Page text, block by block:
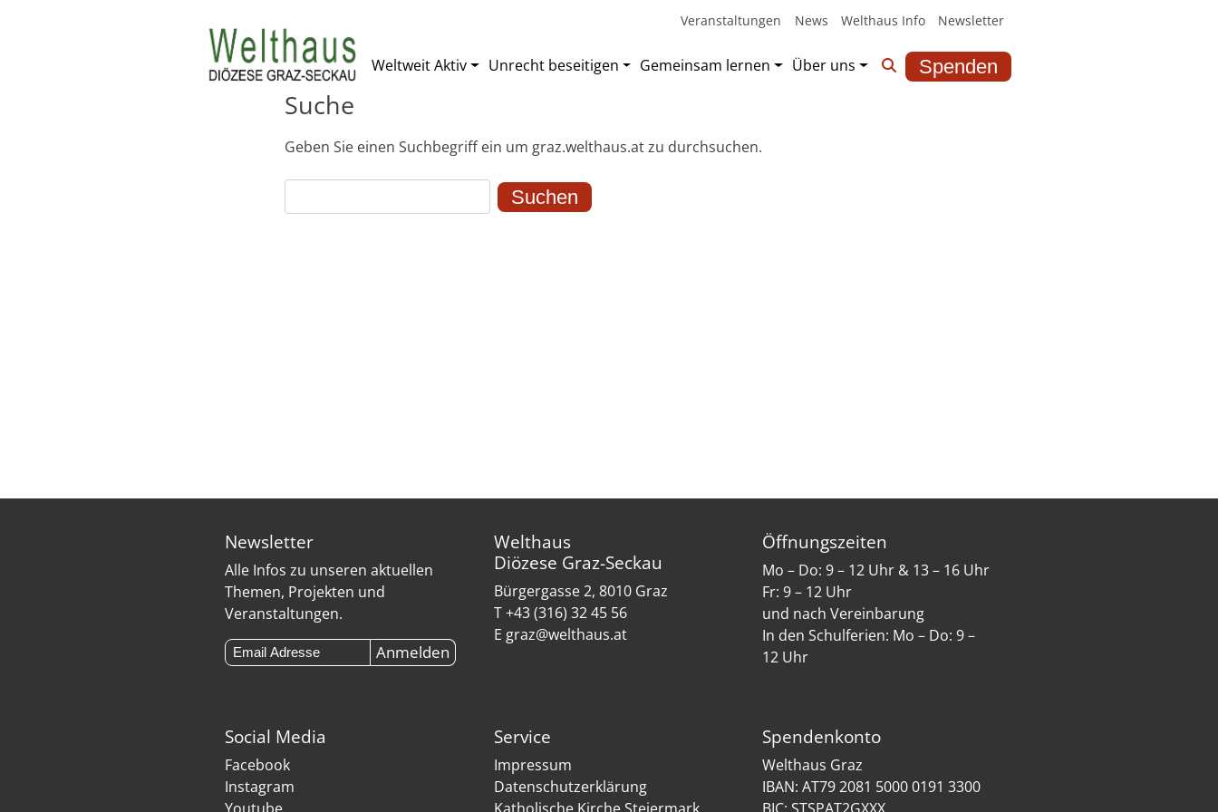
Veranstaltungen News Welthaus Info Newsletter
Weltweit Aktiv Unrecht beseitigen Gemeinsam lernen Über uns Spenden
Suche
Geben Sie einen Suchbegriff ein um graz.welthaus.at zu durchsuchen.
Suchen
Newsletter
Alle Infos zu unseren aktuellen
Themen, Projekten und
Veranstaltungen.
Welthaus
Diözese Graz-Seckau
Bürgergasse 2, 8010 Graz
T +43 (316) 32 45 56
E graz@welthaus.at
Öffnungszeiten
Mo – Do: 9 – 12 Uhr & 13 – 16 Uhr
Fr: 9 – 12 Uhr
und nach Vereinbarung
In den Schulferien: Mo – Do: 9 –
12 Uhr
Social Media
Facebook
Instagram
Service
Impressum
Datenschutzerklärung
Spendenkonto
Welthaus Graz
IBAN: AT79 2081 5000 0191 3300